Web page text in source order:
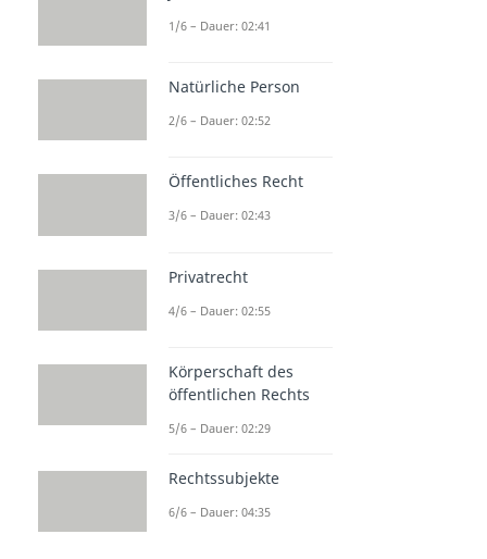
1/6 – Dauer: 02:41
Natürliche Person
2/6 – Dauer: 02:52
Öffentliches Recht
3/6 – Dauer: 02:43
Privatrecht
4/6 – Dauer: 02:55
Körperschaft des
öffentlichen Rechts
5/6 – Dauer: 02:29
Rechtssubjekte
6/6 – Dauer: 04:35